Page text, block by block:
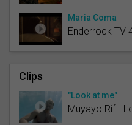
Maria Coma
Enderrock TV
Clips
"Look at me"
Muyayo Rif -